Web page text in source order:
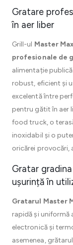
Gratare
în aer liber
Grill-ul Master
profesionale de
alimentație
robust, eficient și
excelentă între
pentru gătit în aer
food truck, o
inoxidabil și o
oricărei provocări,
Gratar
ușurință în
Gratarul Master
rapidă și uniformă
electronică și
asemenea,